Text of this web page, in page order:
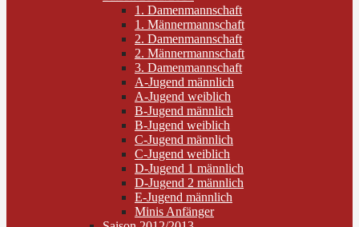
1. Damenmannschaft
1. Männermannschaft
2. Damenmannschaft
2. Männermannschaft
3. Damenmannschaft
A-Jugend männlich
A-Jugend weiblich
B-Jugend männlich
B-Jugend weiblich
C-Jugend männlich
C-Jugend weiblich
D-Jugend 1 männlich
D-Jugend 2 männlich
E-Jugend männlich
Minis Anfänger